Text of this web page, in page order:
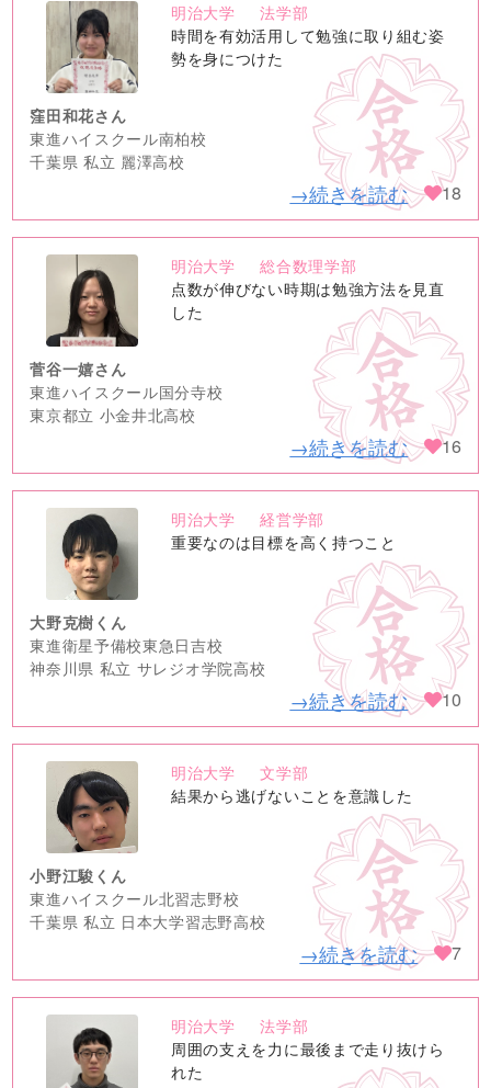
no
image
明治大学
法学部
時間を有効活用して勉強に取り組む姿
勢を身につけた
窪田和花さん
東進ハイスクール南柏校
千葉県 私立 麗澤高校
→続きを読む 18
no
image
明治大学
総合数理学部
点数が伸びない時期は勉強方法を見直
した
菅谷一嬉さん
東進ハイスクール国分寺校
東京都立 小金井北高校
→続きを読む 16
no
image
明治大学
経営学部
重要なのは目標を高く持つこと
大野克樹くん
東進衛星予備校東急日吉校
神奈川県 私立 サレジオ学院高校
→続きを読む 10
no
image
明治大学
文学部
結果から逃げないことを意識した
小野江駿くん
東進ハイスクール北習志野校
千葉県 私立 日本大学習志野高校
→続きを読む 7
no
image
明治大学
法学部
周囲の支えを力に最後まで走り抜けら
れた